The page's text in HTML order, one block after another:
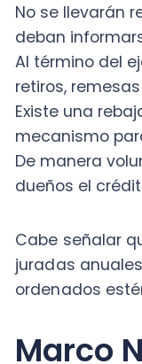
ordenados
Marco
El marco
la empresa, ya
al momento de
Es por esto que
Circular del SII N°
Ley N° 21.210 a
relacionadas
Resolución